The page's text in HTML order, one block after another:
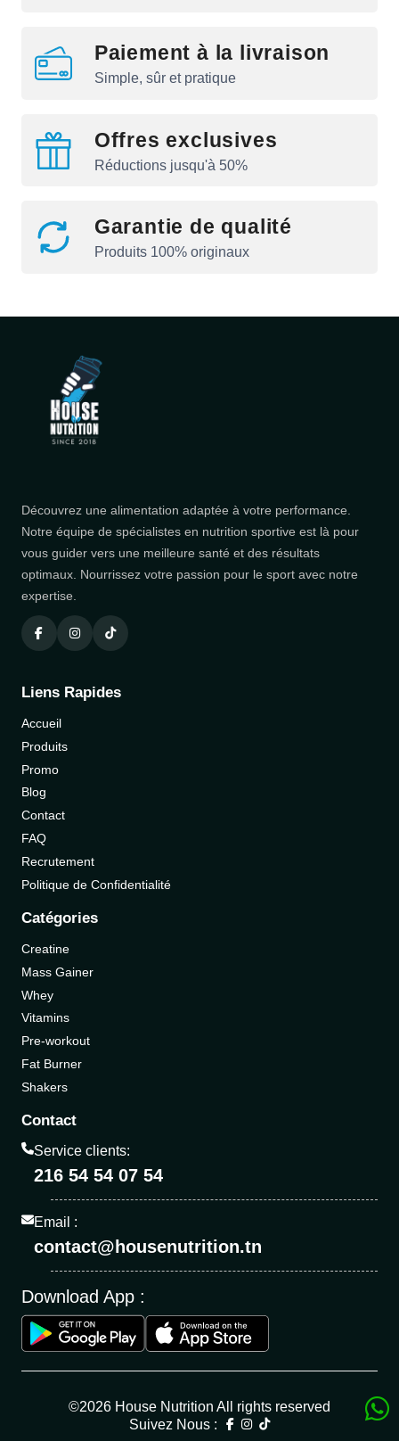
Paiement à la livraison
Simple, sûr et pratique
Offres exclusives
Réductions jusqu'à 50%
Garantie de qualité
Produits 100% originaux
Découvrez une alimentation adaptée à votre performance.
Notre équipe de spécialistes en nutrition sportive est là pour
vous guider vers une meilleure santé et des résultats
optimaux. Nourrissez votre passion pour le sport avec notre
expertise.
Liens Rapides
Accueil
Produits
Promo
Blog
Contact
FAQ
Recrutement
Politique de Confidentialité
Catégories
Creatine
Mass Gainer
Whey
Vitamins
Pre-workout
Fat Burner
Shakers
Contact
Service clients:
216 54 54 07 54
Email :
contact@housenutrition.tn
Download App :
©2026 House Nutrition All rights reserved
Suivez Nous :